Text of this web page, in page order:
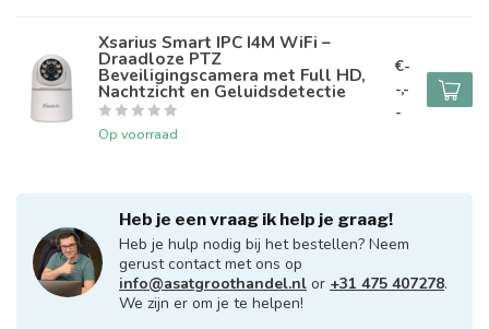
Xsarius Smart IPC I4M WiFi –
Draadloze PTZ
Beveiligingscamera met Full HD,
Nachtzicht en Geluidsdetectie
Op voorraad
€-
-,-
-
Heb je een vraag ik help je graag!
Heb je hulp nodig bij het bestellen? Neem
gerust contact met ons op
info@asatgroothandel.nl or +31 475 407278.
We zijn er om je te helpen!